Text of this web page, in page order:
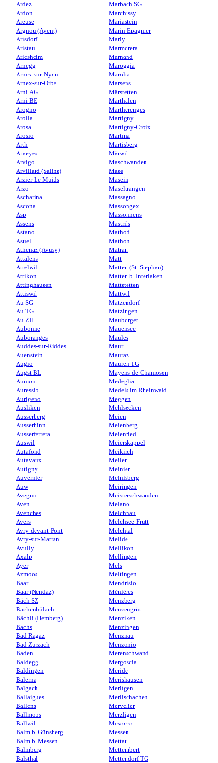
Ardez
Ardon
Areuse
Argnou (Ayent)
Arisdorf
Aristau
Arlesheim
Arnegg
Arnex-sur-Nyon
Arnex-sur-Orbe
Arni AG
Arni BE
Arogno
Arolla
Arosa
Arosio
Arth
Arveyes
Arvigo
Arvillard (Salins)
Arzier-Le Muids
Arzo
Ascharina
Ascona
Asp
Assens
Astano
Asuel
Athenaz (Avusy)
Attalens
Attelwil
Attikon
Attinghausen
Attiswil
Au SG
Au TG
Au ZH
Aubonne
Auboranges
Auddes-sur-Riddes
Auenstein
Augio
Augst BL
Aumont
Auressio
Aurigeno
Auslikon
Ausserberg
Ausserbinn
Ausserferrera
Auswil
Autafond
Autavaux
Autigny
Auvernier
Auw
Avegno
Aven
Avenches
Avers
Avry-devant-Pont
Avry-sur-Matran
Avully
Axalp
Ayer
Azmoos
Baar
Baar (Nendaz)
Bäch SZ
Bachenbülach
Bächli (Hemberg)
Bachs
Bad Ragaz
Bad Zurzach
Baden
Baldegg
Baldingen
Balerna
Balgach
Ballaigues
Ballens
Ballmoos
Ballwil
Balm b. Günsberg
Balm b. Messen
Balmberg
Balsthal
Marbach SG
Marchissy
Mariastein
Marin-Epagnier
Marly
Marmorera
Marnand
Maroggia
Marolta
Marsens
Märstetten
Marthalen
Martherenges
Martigny
Martigny-Croix
Martina
Martisberg
Märwil
Maschwanden
Mase
Masein
Maseltrangen
Massagno
Massongex
Massonnens
Mastrils
Mathod
Mathon
Matran
Matt
Matten (St. Stephan)
Matten b. Interlaken
Mattstetten
Mattwil
Matzendorf
Matzingen
Mauborget
Mauensee
Maules
Maur
Mauraz
Mauren TG
Mayens-de-Chamoson
Medeglia
Medels im Rheinwald
Meggen
Mehlsecken
Meien
Meienberg
Meienried
Meierskappel
Meikirch
Meilen
Meinier
Meinisberg
Meiringen
Meisterschwanden
Melano
Melchnau
Melchsee-Frutt
Melchtal
Melide
Mellikon
Mellingen
Mels
Meltingen
Mendrisio
Ménières
Menzberg
Menzengrüt
Menziken
Menzingen
Menznau
Menzonio
Merenschwand
Mergoscia
Meride
Merishausen
Merligen
Merlischachen
Mervelier
Merzligen
Mesocco
Messen
Mettau
Mettembert
Mettendorf TG